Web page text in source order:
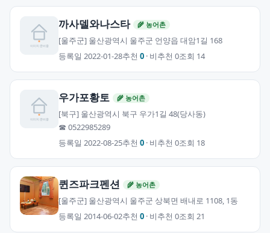
까사델와나스타 🌾 농어촌
[울주군] 울산광역시 울주군 언양읍 대암1길 168
등록일 2022-01-28추천 0 · 비추천 0조회 14
우가포황토 🌾 농어촌
[북구] 울산광역시 북구 우가1길 48(당사동)
☎ 0522985289
등록일 2022-08-25추천 0 · 비추천 0조회 18
퀸즈파크펜션 🌾 농어촌
[울주군] 울산광역시 울주군 상북면 배내로 1108, 1동
등록일 2014-06-02추천 0 · 비추천 0조회 21